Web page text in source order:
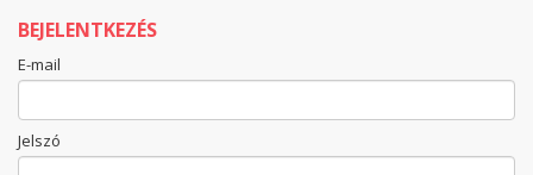
BEJELENTKEZÉS
E-mail
Jelszó